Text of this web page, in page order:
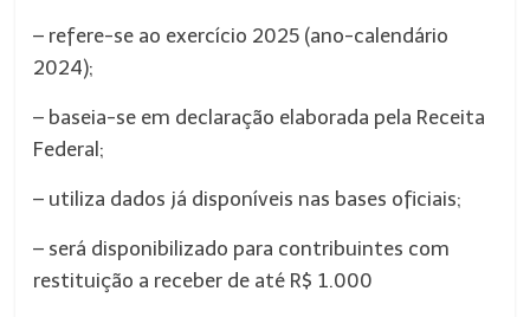
– refere-se ao exercício 2025 (ano-calendário
2024);
– baseia-se em declaração elaborada pela Receita
Federal;
– utiliza dados já disponíveis nas bases oficiais;
– será disponibilizado para contribuintes com
restituição a receber de até R$ 1.000